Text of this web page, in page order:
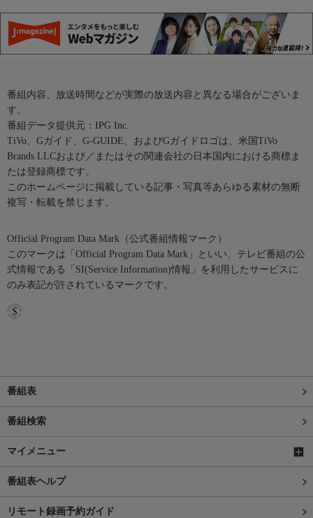
番組内容、放送時間などが実際の放送内容と異なる場合がございま
す。
番組データ提供元：IPG Inc.
TiVo、Gガイド、G-GUIDE、およびGガイドロゴは、米国TiVo
Brands LLCおよび／またはその関連会社の日本国内における商標ま
たは登録商標です。
このホームページに掲載している記事・写真等あらゆる素材の無断
複写・転載を禁じます。
Official Program Data Mark（公式番組情報マーク）
このマークは「Official Program Data Mark」といい、テレビ番組の公
式情報である「SI(Service Information)情報」を利用したサービスに
のみ表記が許されているマークです。
番組表
番組検索
マイメニュー
番組表ヘルプ
リモート録画予約ガイド